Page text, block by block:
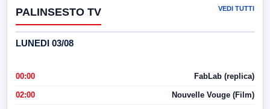
PALINSESTO TV VEDI TUTTI
LUNEDI 03/08
00:00 FabLab (replica)
02:00 Nouvelle Vouge (Film)